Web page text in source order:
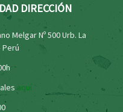
DIRECCIÓN
Melgar Nº 500 Urb. La
aquí